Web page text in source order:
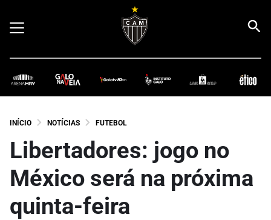
INÍCIO NOTÍCIAS FUTEBOL
Libertadores: jogo no
México será na próxima
quinta-feira